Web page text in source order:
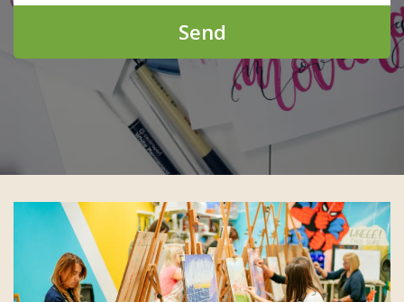
Send